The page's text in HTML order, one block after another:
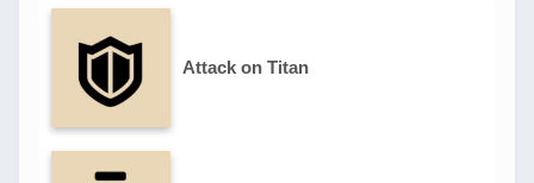
Attack on Titan